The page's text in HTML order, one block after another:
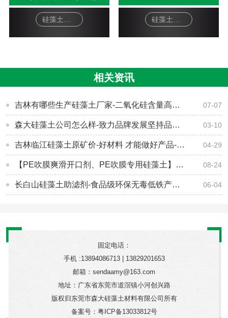
硅藻土面膜-软膜粉 硅藻土工艺品-杯垫
相关资讯
吉林有哪些生产硅藻土厂家-二氧化硅含量高达95%-[森大硅藻土] 07-07
森大硅藻土公司怎么样-致力品牌发展坚持品质制造-[森大硅藻土] 03-10
吉林临江硅藻土原矿价-好材料 才能做好产品-[森大硅藻土] 04-29
【PE吹膜爽滑开口剂、PE吹膜专用硅藻土】森大厂家直销功能性填料硅藻土 08-24
长白山硅藻土助滤剂-食品级环保无毒低铁产品-[森大硅藻土] 06-04
固定电话：
手机 :13894086713 | 13829201653
邮箱：sendaamy@163.com
地址：广东省东莞市道滘镇小河创兴路
版权归东莞市森大硅藻土材料有限公司所有
备案号： 粤ICP备13033812号